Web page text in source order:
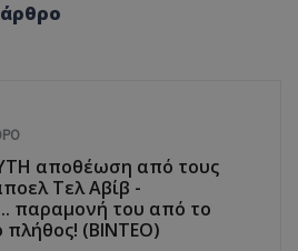
αποθέωση από τους
Τελ Αβίβ -
παραμονή του από το
πλήθος! (ΒΙΝΤΕΟ)